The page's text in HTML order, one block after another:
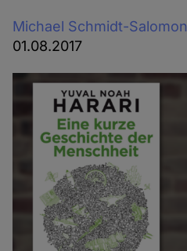
Michael Schmidt-Salomon
01.08.2017